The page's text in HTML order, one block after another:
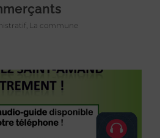
La commune